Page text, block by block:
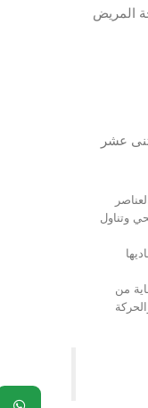
المريض
عشر
وتناول
تفاديها
من